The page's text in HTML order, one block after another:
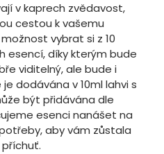
v kaprech zvědavost,
cestou k vašemu
vybrat si z 10
esencí, díky kterým bude
viditelný, ale bude i
dodávána v 10ml lahvi s
být přidávána dle
esenci nanášet na
aby vám zůstala